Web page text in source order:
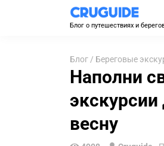
Блог о путешествиях и
Блог / Береговые
Наполни
весну